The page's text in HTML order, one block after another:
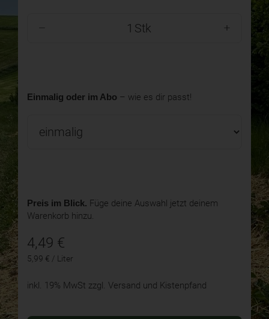
Stk
Einmalig oder im Abo – wie es dir passt!
Preis im Blick. Füge deine Auswahl jetzt deinem
Warenkorb hinzu.
4,49 €
5,99 € / Liter
inkl. 19% MwSt zzgl. Versand und Kistenpfand